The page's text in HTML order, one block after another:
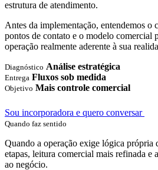
estrutura de atendimento.
Antes da implementação, entendemos o
pontos de contato e o modelo comercial
operação realmente aderente à sua
Diagnóstico Análise estratégica
Entrega Fluxos sob medida
Objetivo Mais controle comercial
Sou incorporadora e quero conversar
Quando faz sentido
Quando a operação exige lógica própria
etapas, leitura comercial mais refinada e
ao negócio.